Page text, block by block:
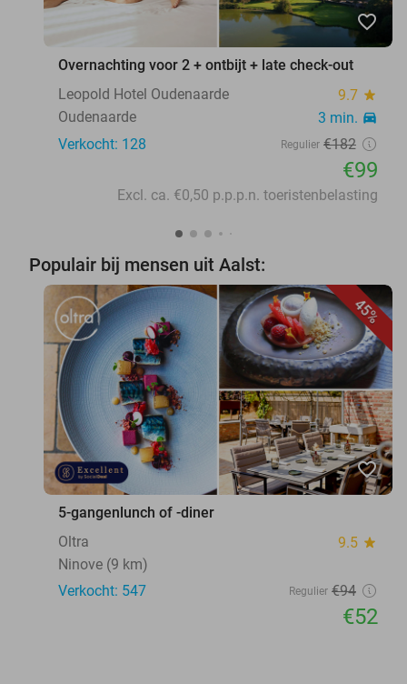
favorite_border
Overnachting voor 2 + ontbijt + late check-out
Leopold Hotel Oudenaarde
9.7 star
Oudenaarde 3 min. directions_car
Verkocht: 128 Regulier €182
€99
Excl. ca. €0,50 p.p.p.n. toeristenbelasting
Populair bij mensen uit Aalst:
45%
favorite_border
5-gangenlunch of -diner
Oltra
9.5 star
Ninove (9 km)
Verkocht: 547
Regulier €94
€52